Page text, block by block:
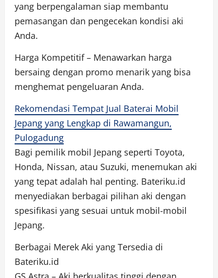
yang berpengalaman siap membantu
pemasangan dan pengecekan kondisi aki
Anda.
Harga Kompetitif – Menawarkan harga
bersaing dengan promo menarik yang bisa
menghemat pengeluaran Anda.
Rekomendasi Tempat Jual Baterai Mobil
Jepang yang Lengkap di Rawamangun,
Pulogadung
Bagi pemilik mobil Jepang seperti Toyota,
Honda, Nissan, atau Suzuki, menemukan aki
yang tepat adalah hal penting. Bateriku.id
menyediakan berbagai pilihan aki dengan
spesifikasi yang sesuai untuk mobil-mobil
Jepang.
Berbagai Merek Aki yang Tersedia di
Bateriku.id